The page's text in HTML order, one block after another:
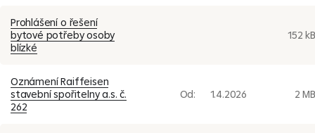
Prohlášení o řešení
bytové potřeby osoby
blízké
152 kB
Oznámení Raiffeisen
stavební spořitelny a.s. č.
262
Od: 1.4.2026 2 MB